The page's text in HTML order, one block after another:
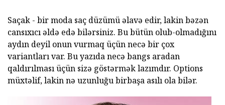
Saçak - bir moda saç düzümü əlavə edir, lakin bəzən
cansıxıcı əldə edə bilərsiniz. Bu bütün olub-olmadığını
aydın deyil onun vurmaq üçün necə bir çox
variantları var. Bu yazıda necə bangs aradan
qaldırılması üçün sizə göstərmək lazımdır. Options
müxtəlif, lakin nə uzunluğu birbaşa asılı ola bilər.